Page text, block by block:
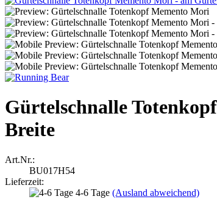
Gürtelschnalle
Breite
Art.Nr.:
BU017H54
Lieferzeit:
4-6 Tage (Ausland abweichend)